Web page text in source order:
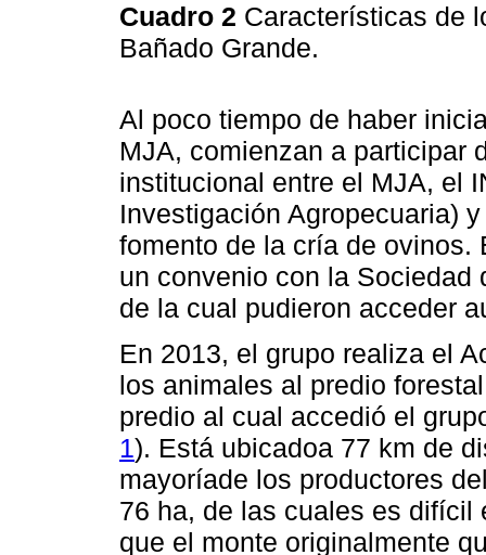
Cuadro 2 Características de
Bañado Grande.
Al poco tiempo de haber
MJA, comienzan a participar
institucional entre el MJA, el
Investigación Agropecuaria)
fomento de la cría de ovinos.
un convenio con la Sociedad
de la cual pudieron acceder
En 2013, el grupo realiza el
los animales al predio
predio al cual accedió el
1). Está ubicadoa 77 km de
mayoríade los productores
76 ha, de las cuales es difícil
que el monte originalmente